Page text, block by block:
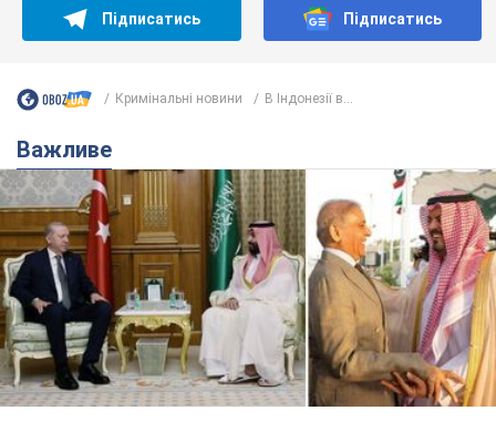
Підписатись Підписатись
Кримінальні новини В Індонезії в...
Важливе